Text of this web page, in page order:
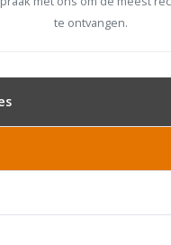
te ontvangen.